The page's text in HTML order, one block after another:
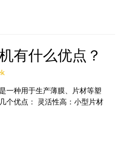
有什么优点？
一种用于生产薄膜、片材等塑
个优点： 灵活性高：小型片材